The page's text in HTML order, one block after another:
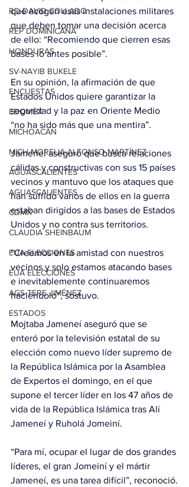
RD-DAVID COLLADO
REP DOMINICANA
HONDURAS
SV-NAYIB BUKELE
ENCUESTAS
EDOMEX
MICHOACÁN
MICH-MORELIA-ALFONSO MARTÍNEZ
AGUASCALIENTES
AGUASCALIENTES
CDMX
CLAUDIA SHEINBAUM
EUA ELECCIONES
EUA ELECCIONES
AGS-TERE JIMÉNEZ
ESTADOS
que acogen esas instalaciones militares
que deben tomar una decisión acerca
de ello: “Recomiendo que cierren esas
bases lo antes posible”.
En su opinión, la afirmación de que
Estados Unidos quiere garantizar la
seguridad y la paz en Oriente Medio
“no ha sido más que una mentira”.
Jameneí aseguró que busca relaciones
cálidas y constructivas con sus 15 países
vecinos y mantuvo que los ataques que
han sufrido varios de ellos en la guerra
estaban dirigidos a las bases de Estados
Unidos y no contra sus territorios.
“Creemos en la amistad con nuestros
vecinos y solo estamos atacando bases
e inevitablemente continuaremos
haciéndolo”, sostuvo.
Mojtaba Jameneí aseguró que se
enteró por la televisión estatal de su
elección como nuevo líder supremo de
la República Islámica por la Asamblea
de Expertos el domingo, en el que
supone el tercer líder en los 47 años de
vida de la República Islámica tras Alí
Jameneí y Ruholá Jomeiní.
“Para mí, ocupar el lugar de dos grandes
líderes, el gran Jomeiní y el mártir
Jameneí, es una tarea difícil”, reconoció.